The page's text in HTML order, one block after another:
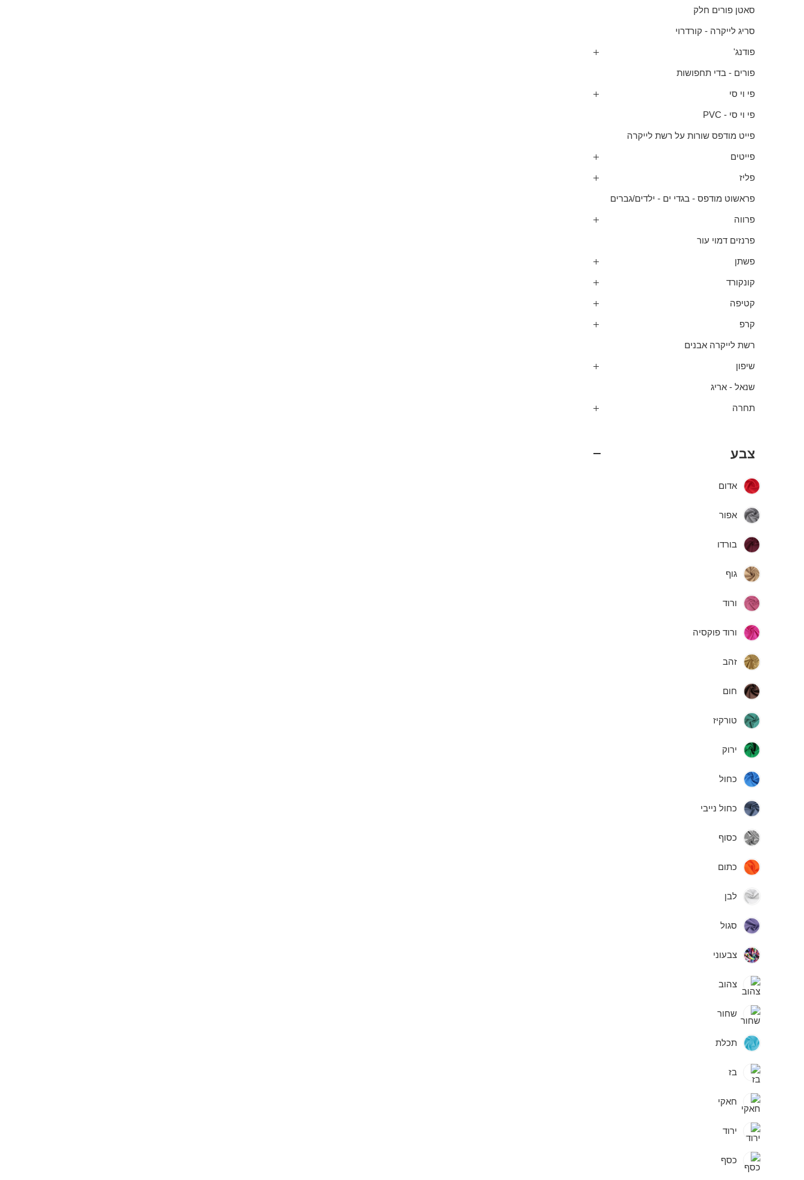
סאטן פורים חלק
סריג לייקרה - קורדרוי
פודנג'
פורים - בדי תחפושות
פי וי סי
פי וי סי - PVC
פייט מודפס שורות על רשת לייקרה
פייטים
פליז
פראשוט מודפס - בגדי ים - ילדים/גברים
פרווה
פרנזים דמוי עור
פשתן
קונקורד
קטיפה
קרפ
רשת לייקרה אבנים
שיפון
שנאל - אריג
תחרה
צבע
אדום
אפור
בורדו
גוף
ורוד
ורוד פוקסיה
זהב
חום
טורקיז
ירוק
כחול
כחול נייבי
כסוף
כתום
לבן
סגול
צבעוני
צהוב
שחור
תכלת
בז
חאקי
ירוד
כסף